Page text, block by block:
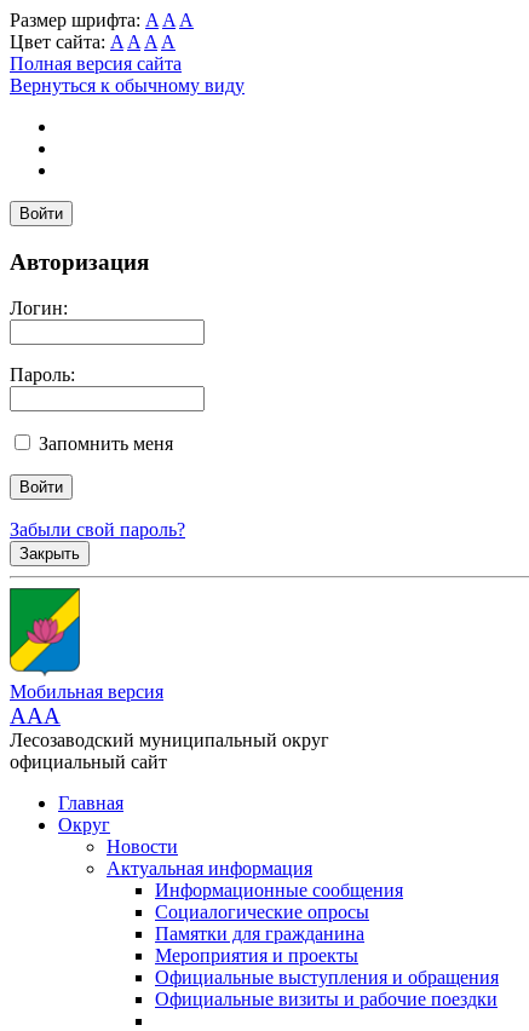
Размер шрифта: A A A
Цвет сайта: A A A A
Полная версия сайта
Вернуться к обычному виду
Войти
Авторизация
Логин:
Пароль:
Запомнить меня
Забыли свой пароль?
Закрыть
Мобильная версия
AAA
Лесозаводский муниципальный округ
официальный сайт
Главная
Округ
Новости
Актуальная информация
Информационные сообщения
Социалогические опросы
Памятки для гражданина
Мероприятия и проекты
Официальные выступления и обращения
Официальные визиты и рабочие поездки